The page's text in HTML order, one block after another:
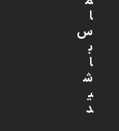
ا
س
ب
ا
ش
ی
د